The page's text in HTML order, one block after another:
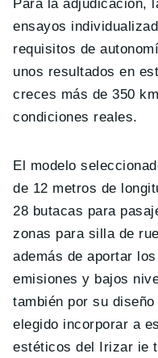
Para la adjudicación,
ensayos
requisitos de
unos resultados en
creces más de 350
condiciones reales.
El modelo
de 12 metros de
28 butacas para
zonas para silla de
además de aportar
emisiones y bajos
también por su
elegido incorporar a
estéticos del Irizar ie